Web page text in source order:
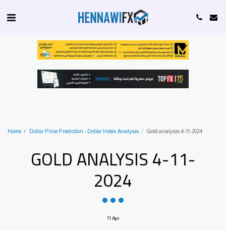
Home Dollar Price Prediction - Dollar Index Analysis Gold analysis 4-11-2024
GOLD ANALYSIS 4-11-
2024
11 Apr